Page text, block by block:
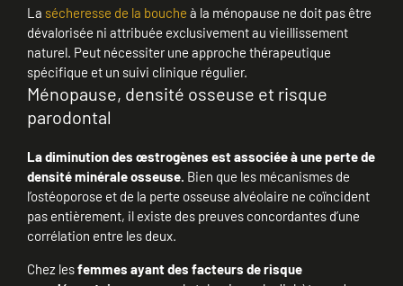
La sécheresse de la bouche à la ménopause ne doit pas être
dévalorisée ni attribuée exclusivement au vieillissement
naturel. Peut nécessiter une approche thérapeutique
spécifique et un suivi clinique régulier.
Ménopause, densité osseuse et risque
parodontal
La diminution des œstrogènes est associée à une perte de
densité minérale osseuse. Bien que les mécanismes de
l’ostéoporose et de la perte osseuse alvéolaire ne coïncident
pas entièrement, il existe des preuves concordantes d’une
corrélation entre les deux.
Chez lesfemmes ayant des facteurs de risque